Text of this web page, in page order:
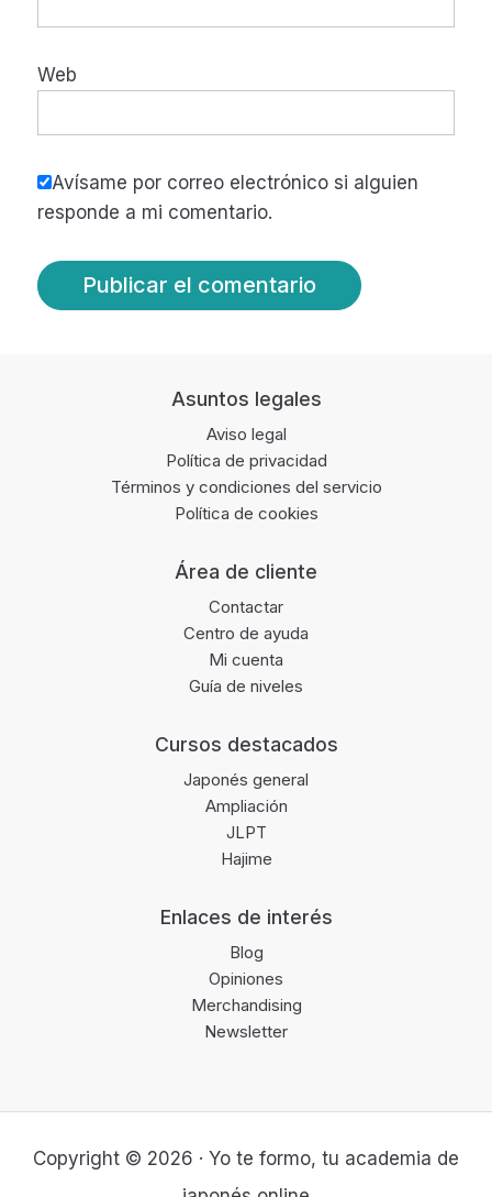
Web
Avísame por correo electrónico si alguien
responde a mi comentario.
Asuntos legales
Aviso legal
Política de privacidad
Términos y condiciones del servicio
Política de cookies
Área de cliente
Contactar
Centro de ayuda
Mi cuenta
Guía de niveles
Cursos destacados
Japonés general
Ampliación
JLPT
Hajime
Enlaces de interés
Blog
Opiniones
Merchandising
Newsletter
Copyright © 2026 · Yo te formo, tu academia de